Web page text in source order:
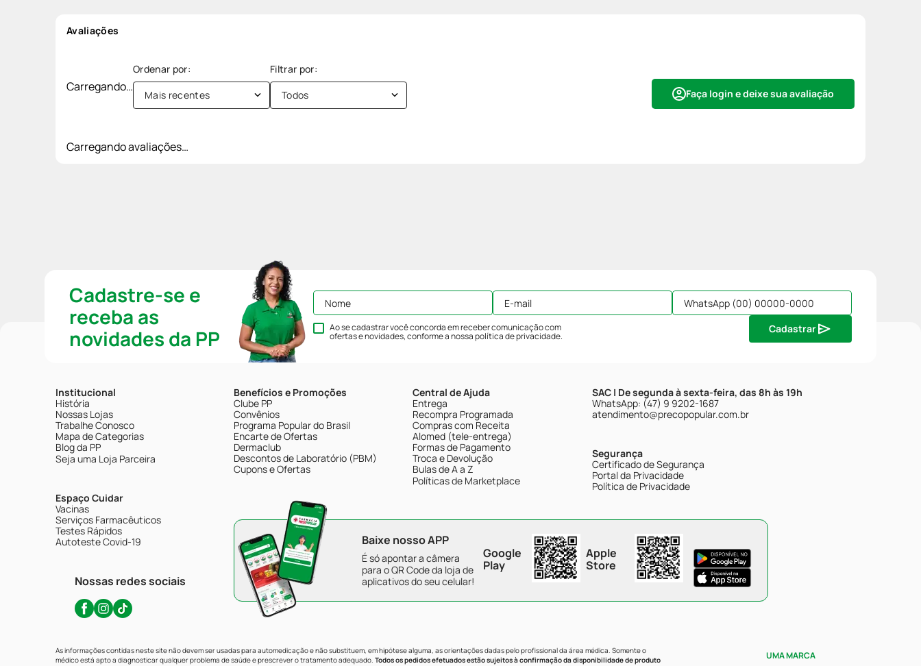
Avaliações
Carregando… Faça login e deixe sua avaliação
Mais recentes Todos
Carregando avaliações…
Cadastre-se e
receba as
novidades da PP
Ao se cadastrar você concorda em receber comunicação com
ofertas e novidades, conforme a nossapolítica de privacidade.
Cadastrar
Institucional
História
Nossas Lojas
Trabalhe Conosco
Mapa de Categorias
Blog da PP
Seja uma Loja Parceira
Espaço Cuidar
Vacinas
Serviços Farmacêuticos
Testes Rápidos
Autoteste Covid-19
Nossas redes sociais
Benefícios e Promoções
Clube PP
Convênios
Programa Popular do Brasil
Encarte de Ofertas
Dermaclub
Descontos de Laboratório (PBM)
Cupons e Ofertas
Central de Ajuda
Entrega
Recompra Programada
Compras com Receita
Alomed (tele-entrega)
Formas de Pagamento
Troca e Devolução
Bulas de A a Z
Políticas de Marketplace
SAC | De segunda à sexta-feira, das 8h às 19h
WhatsApp: (47) 9 9202-1687
atendimento@precopopular.com.br
Segurança
Certificado de Segurança
Portal da Privacidade
Política de Privacidade
Baixe nosso APP
É só apontar a câmera
para o QR Code da loja de
aplicativos do seu celular!
Google
Play
Apple
Store
As informações contidas neste site não devem ser usadas para automedicação e não substituem, em hipótese alguma, as orientações dadas pelo profissional da área médica. Somente o
médico está apto a diagnosticar qualquer problema de saúde e prescrever o tratamento adequado. Todos os pedidos efetuados estão sujeitos à confirmação da disponibilidade de produto
UMA MARCA